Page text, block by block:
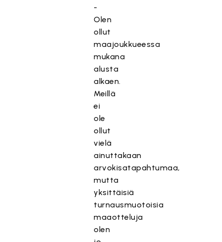
-
Olen
ollut
maajoukkueessa
mukana
alusta
alkaen.
Meillä
ei
ole
ollut
vielä
ainuttakaan
arvokisatapahtumaa,
mutta
yksittäisiä
turnausmuotoisia
maaotteluja
olen